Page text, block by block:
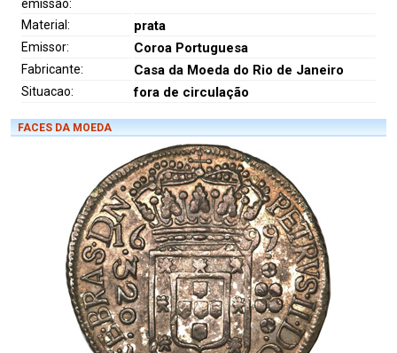
emissão:
Material: prata
Emissor: Coroa Portuguesa
Fabricante: Casa da Moeda do Rio de Janeiro
Situacao: fora de circulação
FACES DA MOEDA